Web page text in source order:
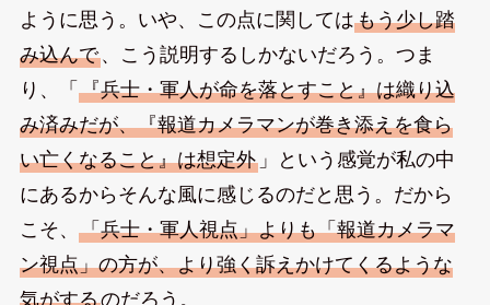
ように思う。いや、この点に関してはもう少し踏
み込んで、こう説明するしかないだろう。つま
り、「 『兵士・軍人が命を落とすこと』は織り込
み済みだが、『報道カメラマンが巻き添えを食ら
い亡くなること』は想定外」という感覚が私の中
にあるからそんな風に感じるのだと思う。だから
こそ、 「兵士・軍人視点」よりも「報道カメラマ
ン視点」の方が、より強く訴えかけてくるような
気がするのだろう。